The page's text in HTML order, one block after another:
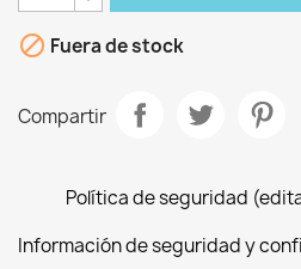
 Fuera de stock
Compartir
Política de seguridad
Información de seguridad y